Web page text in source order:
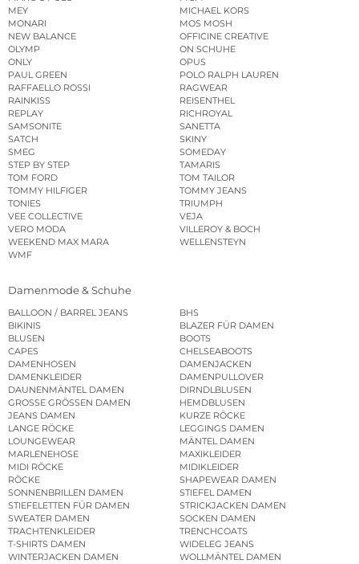
MEY
MICHAEL KORS
MONARI
MOS MOSH
NEW BALANCE
OFFICINE CREATIVE
OLYMP
ON SCHUHE
ONLY
OPUS
PAUL GREEN
POLO RALPH LAUREN
RAFFAELLO ROSSI
RAGWEAR
RAINKISS
REISENTHEL
REPLAY
RICHROYAL
SAMSONITE
SANETTA
SATCH
SKINY
SMEG
SOMEDAY
STEP BY STEP
TAMARIS
TOM FORD
TOM TAILOR
TOMMY HILFIGER
TOMMY JEANS
TONIES
TRIUMPH
VEE COLLECTIVE
VEJA
VERO MODA
VILLEROY & BOCH
WEEKEND MAX MARA
WELLENSTEYN
WMF
Damenmode & Schuhe
BALLOON / BARREL JEANS
BHS
BIKINIS
BLAZER FÜR DAMEN
BLUSEN
BOOTS
CAPES
CHELSEABOOTS
DAMENHOSEN
DAMENJACKEN
DAMENKLEIDER
DAMENPULLOVER
DAUNENMÄNTEL DAMEN
DIRNDLBLUSEN
GROSSE GRÖSSEN DAMEN
HEMDBLUSEN
JEANS DAMEN
KURZE RÖCKE
LANGE RÖCKE
LEGGINGS DAMEN
LOUNGEWEAR
MÄNTEL DAMEN
MARLENEHOSE
MAXIKLEIDER
MIDI RÖCKE
MIDIKLEIDER
RÖCKE
SHAPEWEAR DAMEN
SONNENBRILLEN DAMEN
STIEFEL DAMEN
STIEFELETTEN FÜR DAMEN
STRICKJACKEN DAMEN
SWEATER DAMEN
SOCKEN DAMEN
TRACHTENKLEIDER
TRENCHCOATS
T-SHIRTS DAMEN
WIDELEG JEANS
WINTERJACKEN DAMEN
WOLLMÄNTEL DAMEN